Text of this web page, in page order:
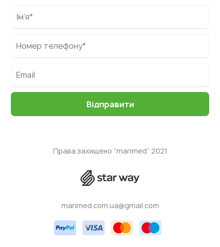
Права захищено “marimed” 2021
marimed.com.ua@gmail.com